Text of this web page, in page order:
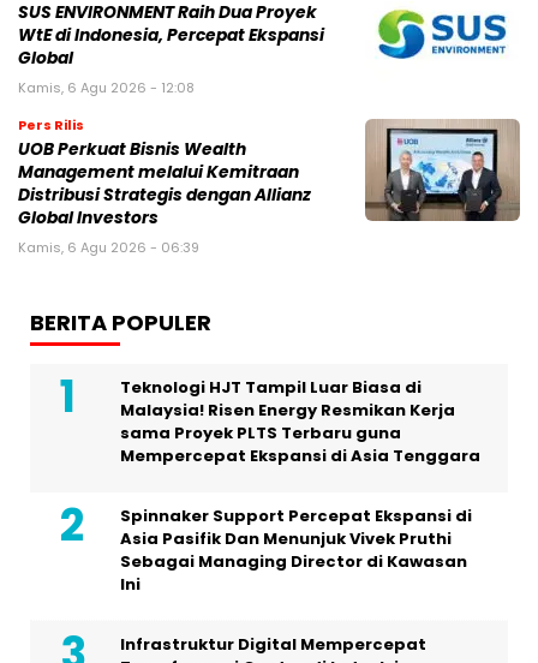
SUS ENVIRONMENT Raih Dua Proyek
WtE di Indonesia, Percepat Ekspansi
Global
Kamis, 6 Agu 2026 - 12:08
Pers Rilis
UOB Perkuat Bisnis Wealth
Management melalui Kemitraan
Distribusi Strategis dengan Allianz
Global Investors
Kamis, 6 Agu 2026 - 06:39
BERITA POPULER
Teknologi HJT Tampil Luar Biasa di
Malaysia! Risen Energy Resmikan Kerja
sama Proyek PLTS Terbaru guna
Mempercepat Ekspansi di Asia Tenggara
Spinnaker Support Percepat Ekspansi di
Asia Pasifik Dan Menunjuk Vivek Pruthi
Sebagai Managing Director di Kawasan
Ini
Infrastruktur Digital Mempercepat